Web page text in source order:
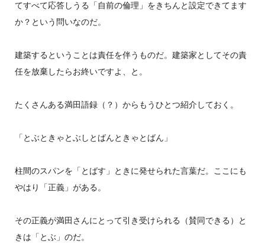
てすべて応答しうる「自前の倫理」をきちんと設定できてます
か？という問いなのだ。
建築するということは責任を伴うものだ。建築家としてその責
任を放棄したらお終いですよ、と。
たくさんある満田語録（？）からもうひとつ紹介しておく。
「とぶときゃとぶしとばんときゃとばん」
柱間のスパンを「とばす」ときに発せられた言葉だ。ここにも
やはり「正義」がある。
その正義が満田さんにとって引き受けられる（賛同できる）と
きは「とぶ」のだ。